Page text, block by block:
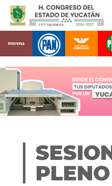
PLENO